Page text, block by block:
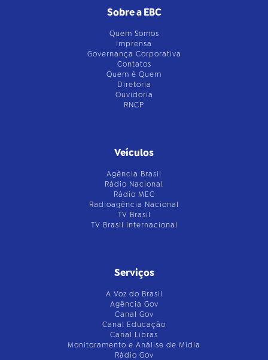
Sobre a EBC
Quem Somos
Imprensa
Governança Corporativa
Contatos
Quem é Quem
Diretoria
Ouvidoria
RNCP
Veículos
Agência Brasil
Rádio Nacional
Rádio MEC
Radioagência Nacional
TV Brasil
TV Brasil Internacional
Serviços
A Voz do Brasil
Agência Gov
Canal Gov
Canal Educação
Canal Libras
Monitoramento e Análise de Mídia
Rádio Gov